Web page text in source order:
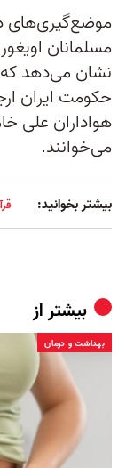
موضع‌گیری‌های
مسلمانان
نشان می‌دهد که
حکومت ایران
هواداران علی
می‌خوانند.
بیشتر بخوانید:
بیشتر از
بهداشت و درمان